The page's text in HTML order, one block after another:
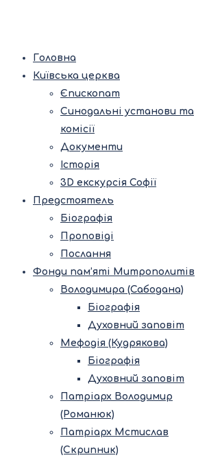
Головна
Київська церква
Єпископат
Синодальні установи та
комісії
Документи
Історія
3D екскурсія Софії
Предстоятель
Біографія
Проповіді
Послання
Фонди пам’яті Митрополитів
Володимира (Сабодана)
Біографія
Духовний заповіт
Мефодія (Кудрякова)
Біографія
Духовний заповіт
Патріарх Володимир
(Романюк)
Патріарх Мстислав
(Скрипник)